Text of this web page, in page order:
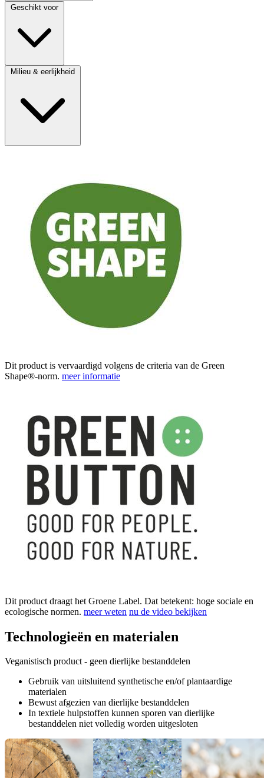
Geschikt voor
Milieu & eerlijkheid
Dit product is vervaardigd volgens de criteria van de Green
Shape®-norm. meer informatie
Dit product draagt het Groene Label. Dat betekent: hoge sociale en
ecologische normen. meer weten nu de video bekijken
Technologieën en materialen
Veganistisch product - geen dierlijke bestanddelen
Gebruik van uitsluitend synthetische en/of plantaardige
materialen
Bewust afgezien van dierlijke bestanddelen
In textiele hulpstoffen kunnen sporen van dierlijke
bestanddelen niet volledig worden uitgesloten